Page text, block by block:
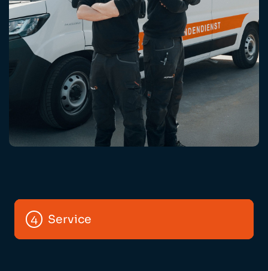
1 Beratung
2 Planung
3 Installation
4 Service